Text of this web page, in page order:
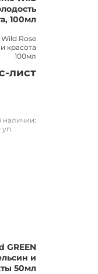
100мл
Rose
красота
100мл
лист
наличии:
уп.
GREEN
и
50мл